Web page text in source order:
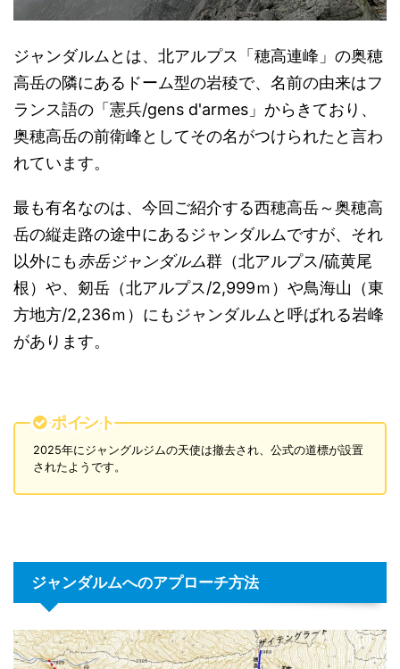
ジャンダルムとは、北アルプス「穂高連峰」の奥穂
高岳の隣にあるドーム型の岩稜で、名前の由来はフ
ランス語の「憲兵/gens d'armes」からきており、
奥穂高岳の前衛峰としてその名がつけられたと言わ
れています。
最も有名なのは、今回ご紹介する西穂高岳～奥穂高
岳の縦走路の途中にあるジャンダルムですが、それ
以外にも赤岳ジャンダルム群（北アルプス/硫黄尾
根）や、剱岳（北アルプス/2,999ｍ）や鳥海山（東
方地方/2,236ｍ）にもジャンダルムと呼ばれる岩峰
があります。
ポイント
2025年にジャングルジムの天使は撤去され、公式の道標が設置
されたようです。
ジャンダルムへのアプローチ方法